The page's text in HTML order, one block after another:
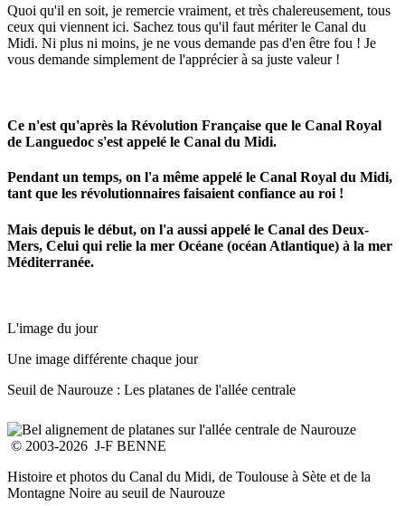
Quoi qu'il en soit, je remercie vraiment, et très chalereusement, tous
ceux qui viennent ici. Sachez tous qu'il faut mériter le Canal du
Midi. Ni plus ni moins, je ne vous demande pas d'en être fou ! Je
vous demande simplement de l'apprécier à sa juste valeur !
Ce n'est qu'après la Révolution Française que le Canal Royal
de Languedoc s'est appelé le Canal du Midi.
Pendant un temps, on l'a même appelé le Canal Royal du Midi,
tant que les révolutionnaires faisaient confiance au roi !
Mais depuis le début, on l'a aussi appelé le Canal des Deux-
Mers, Celui qui relie la mer Océane (océan Atlantique) à la mer
Méditerranée.
L'image du jour
Une image différente chaque jour
Seuil de Naurouze : Les platanes de l'allée centrale
© 2003-2026 J-F BENNE
Histoire et photos du Canal du Midi, de Toulouse à Sète et de la
Montagne Noire au seuil de Naurouze